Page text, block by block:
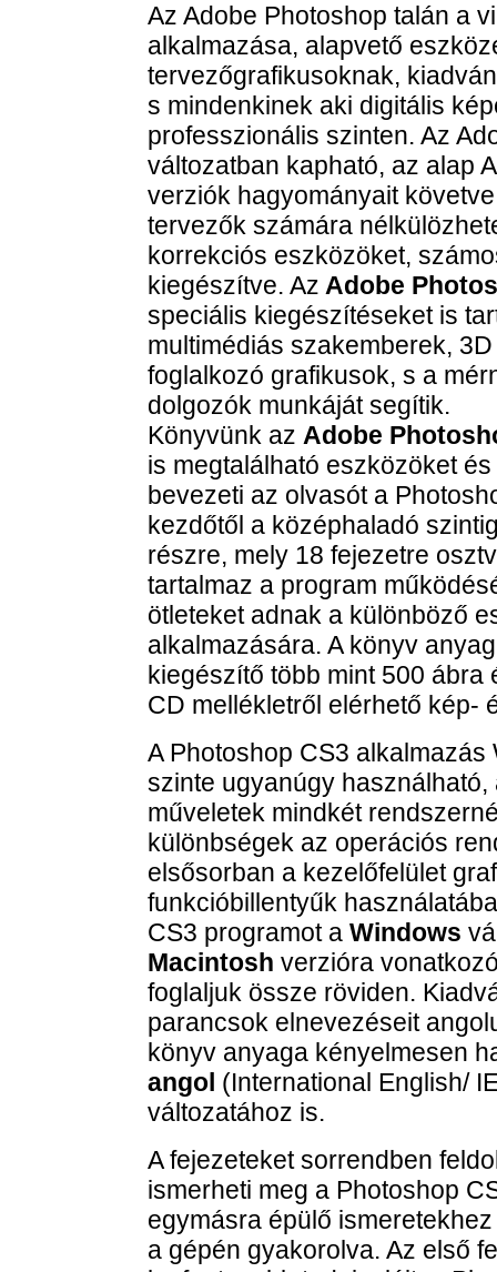
Az Adobe Photoshop talán a
alkalmazása, alapvető
tervezőgrafikusoknak,
s mindenkinek aki digitális
professzionális szinten. Az
változatban kapható, az alap
verziók hagyományait
tervezők számára
korrekciós eszközöket,
kiegészítve. Az Adobe
speciális kiegészítéseket is
multimédiás szakemberek,
foglalkozó grafikusok, s a
dolgozók munkáját segítik.
Könyvünk az Adobe
is megtalálható eszközöket
bevezeti az olvasót a
kezdőtől a középhaladó
részre, mely 18 fejezetre
tartalmaz a program
ötleteket adnak a különböző
alkalmazására. A könyv
kiegészítő több mint 500
CD mellékletről elérhető kép-
A Photoshop CS3
szinte ugyanúgy
műveletek mindkét
különbségek az operációs
elsősorban a kezelőfelület
funkcióbillentyűk
CS3 programot a Windows
Macintosh verzióra
foglaljuk össze röviden.
parancsok elnevezéseit
könyv anyaga kényelmesen
angol (International English/
változatához is.
A fejezeteket sorrendben
ismerheti meg a Photoshop
egymásra épülő
a gépén gyakorolva. Az első